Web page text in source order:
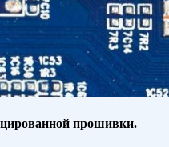
прошивки.